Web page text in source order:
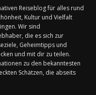
Reiseblog für alles rund
Kultur und Vielfalt
Wir sind
die es sich zur
Geheimtipps und
und mit dir zu teilen.
zu den bekanntesten
Schätzen, die abseits